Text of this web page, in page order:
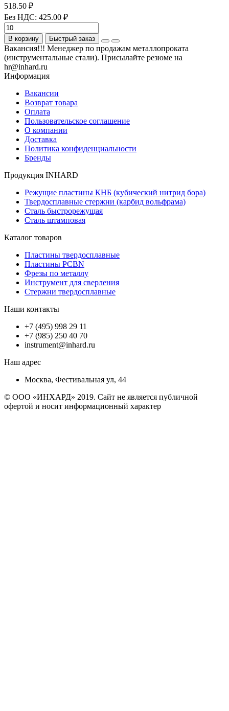
518.50 ₽
Без НДС: 425.00 ₽
В корзину Быстрый заказ
Вакансия!!! Менеджер по продажам металлопроката
(инструментальные стали). Присылайте резюме на
hr@inhard.ru
Информация
Вакансии
Возврат товара
Оплата
Пользовательское соглашение
О компании
Доставка
Политика конфиденциальности
Бренды
Продукция INHARD
Режущие пластины КНБ (кубический нитрид бора)
Твердосплавные стержни (карбид вольфрама)
Сталь быстрорежущая
Сталь штамповая
Каталог товаров
Пластины твердосплавные
Пластины PCBN
Фрезы по металлу
Инструмент для сверления
Стержни твердосплавные
Наши контакты
+7 (495) 998 29 11
+7 (985) 250 40 70
instrument@inhard.ru
Наш адрес
Москва, Фестивальная ул, 44
© ООО «ИНХАРД» 2019. Сайт не является публичной
офертой и носит информационный характер